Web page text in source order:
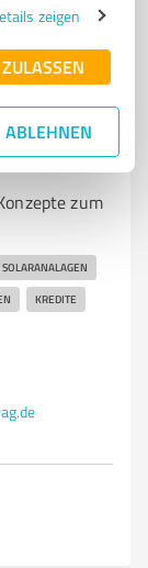
zeigen
ABLEHNEN
ein von
zum
SOLARANALAGEN
KREDITE